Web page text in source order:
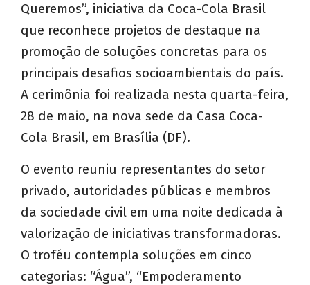
Queremos”, iniciativa da Coca-Cola Brasil
que reconhece projetos de destaque na
promoção de soluções concretas para os
principais desafios socioambientais do país.
A cerimônia foi realizada nesta quarta-feira,
28 de maio, na nova sede da Casa Coca-
Cola Brasil, em Brasília (DF).
O evento reuniu representantes do setor
privado, autoridades públicas e membros
da sociedade civil em uma noite dedicada à
valorização de iniciativas transformadoras.
O troféu contempla soluções em cinco
categorias: “Água”, “Empoderamento